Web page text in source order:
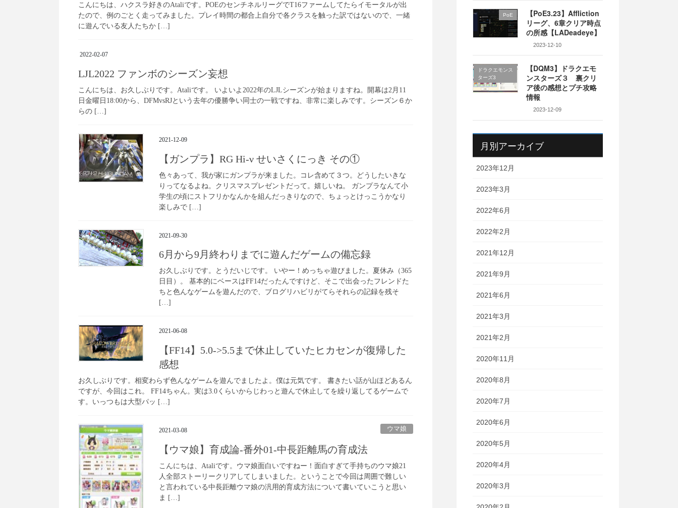
こんにちは、ハクスラ好きのAtaliです。POEのセンチネルリーグでT16ファームしてたらイモータルが出
たので、例のごとく走ってみました。プレイ時間の都合上自分で各クラスを触った訳ではないので、一緒
に遊んでいる友人たちか […]
2022-02-07
LJL2022 ファンボのシーズン妄想
こんにちは、お久しぶりです。Ataliです。 いよいよ2022年のLJLシーズンが始まりますね。開幕は2月11
日金曜日18:00から、DFMvsRJという去年の優勝争い同士の一戦ですね、非常に楽しみです。シーズン６か
らの […]
2021-12-09
【ガンプラ】RG Hi-ν せいさくにっき その①
色々あって、我が家にガンプラが来ました。コレ含めて３つ。どうしたいきな
りってなるよね。クリスマスプレゼントだって。嬉しいね。 ガンプラなんて小
学生の頃にストフリかなんかを組んだっきりなので、ちょっとけっこうかなり
楽しみで […]
2021-09-30
6月から9月終わりまでに遊んだゲームの備忘録
お久しぶりです。とうだいじです。 いやー！めっちゃ遊びました。夏休み（365
日目）。 基本的にベースはFF14だったんですけど、そこで出会ったフレンドた
ちと色んなゲームを遊んだので、ブログリハビリがてらそれらの記録を残そ
[…]
2021-06-08
【FF14】5.0->5.5まで休止していたヒカセンが復帰した
感想
お久しぶりです。相変わらず色んなゲームを遊んでましたよ。僕は元気です。 書きたい話が山ほどあるん
ですが、今回はこれ。 FF14ちゃん。実は3.0くらいからじわっと遊んで休止してを繰り返してるゲームで
す。いっつもは大型パッ […]
2021-03-08 ウマ娘
【ウマ娘】育成論-番外01-中長距離馬の育成法
こんにちは、Ataliです。ウマ娘面白いですねー！面白すぎて手持ちのウマ娘21
人全部ストーリークリアしてしまいました。ということで今回は周囲で難しい
と言われている中長距離ウマ娘の汎用的育成方法について書いていこうと思い
ま […]
PoE
【PoE3.23】Affliction
リーグ、6章クリア時点
の所感【LADeadeye】
2023-12-10
ドラクエモンス
ターズ3
【DQM3】ドラクエモ
ンスターズ３ 裏クリ
ア後の感想とプチ攻略
情報
2023-12-09
月別アーカイブ
2023年12月
2023年3月
2022年6月
2022年2月
2021年12月
2021年9月
2021年6月
2021年3月
2021年2月
2020年11月
2020年8月
2020年7月
2020年6月
2020年5月
2020年4月
2020年3月